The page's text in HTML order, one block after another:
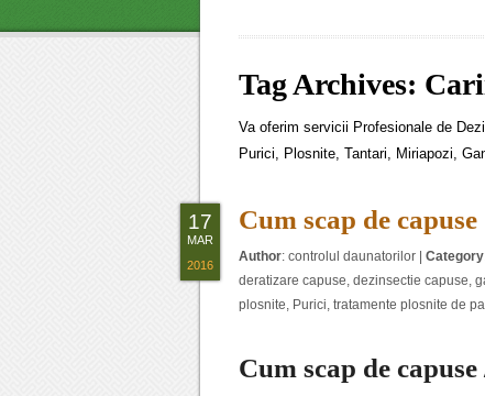
Tag Archives:
Va oferim servicii Profesionale de
Purici, Plosnite, Tantari, Miriapozi,
Cum scap de capuse
Author: controlul daunatorilor Category
deratizare capuse, dezinsectie capuse,
plosnite, Purici, tratamente plosnite de
Cum scap de
17
MAR
2016